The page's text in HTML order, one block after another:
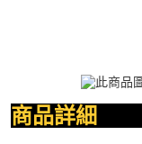
商品詳細